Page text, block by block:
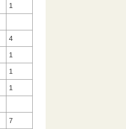
1
4
1
1
1
7